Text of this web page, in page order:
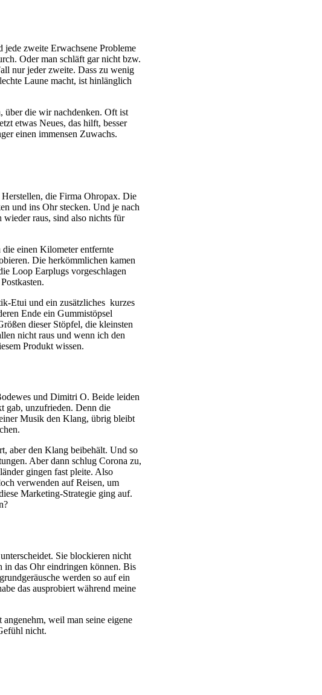
jede zweite Erwachsene Probleme
Oder man schläft gar nicht bzw.
nur jeder zweite. Dass zu wenig
Laune macht, ist hinlänglich
die wir nachdenken. Oft ist
etwas Neues, das hilft, besser
einen immensen Zuwachs.
die Firma Ohropax. Die
und ins Ohr stecken. Und je nach
wieder raus, sind also nichts für
einen Kilometer entfernte
Die herkömmlichen kamen
Loop Earplugs vorgeschlagen
Etui und ein zusätzliches kurzes
Ende ein Gummistöpsel
dieser Stöpfel, die kleinsten
nicht raus und wenn ich den
Produkt wissen.
und Dimitri O. Beide leiden
gab, unzufrieden. Denn die
Musik den Klang, übrig bleibt
aber den Klang beibehält. Und so
Aber dann schlug Corona zu,
gingen fast pleite. Also
verwenden auf Reisen, um
Marketing-Strategie ging auf.
Sie blockieren nicht
in das Ohr eindringen können. Bis
werden so auf ein
das ausprobiert während meine
weil man seine eigene
nicht.